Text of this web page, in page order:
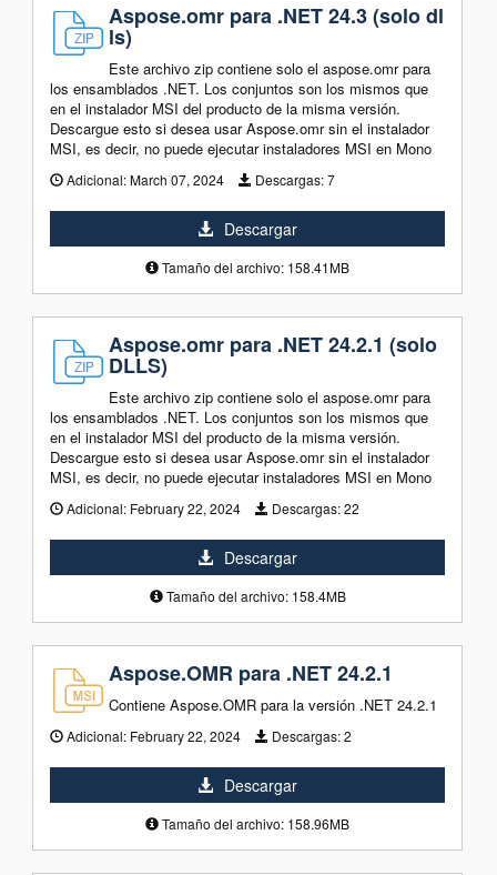
Aspose.omr para .NET 24.3 (solo dl
ls)
Este archivo zip contiene solo el aspose.omr para
los ensamblados .NET. Los conjuntos son los mismos que
en el instalador MSI del producto de la misma versión.
Descargue esto si desea usar Aspose.omr sin el instalador
MSI, es decir, no puede ejecutar instaladores MSI en Mono
Adicional:March 07, 2024 Descargas:7
Descargar
Tamaño del archivo: 158.41MB
Aspose.omr para .NET 24.2.1 (solo
DLLS)
Este archivo zip contiene solo el aspose.omr para
los ensamblados .NET. Los conjuntos son los mismos que
en el instalador MSI del producto de la misma versión.
Descargue esto si desea usar Aspose.omr sin el instalador
MSI, es decir, no puede ejecutar instaladores MSI en Mono
Adicional: February 22, 2024 Descargas:22
Descargar
Tamaño del archivo: 158.4MB
Aspose.OMR para .NET 24.2.1
Contiene Aspose.OMR para la versión .NET 24.2.1
Adicional: February 22, 2024 Descargas:2
Descargar
Tamaño del archivo: 158.96MB